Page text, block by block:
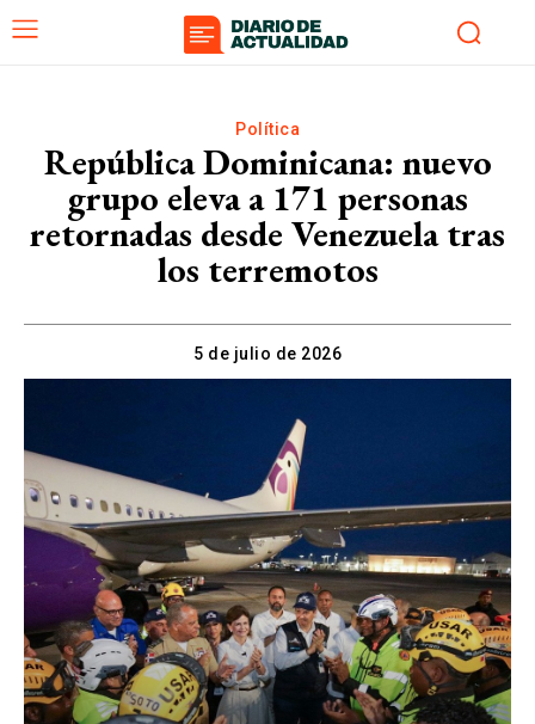
Política
República Dominicana: nuevo
grupo eleva a 171 personas
retornadas desde Venezuela tras
los terremotos
5 de julio de 2026